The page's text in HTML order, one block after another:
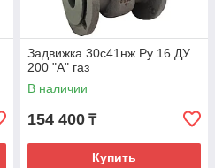
Задвижка 30с41нж Ру 16 ДУ
200 "А" газ
В наличии
154 400 ₸
Купить